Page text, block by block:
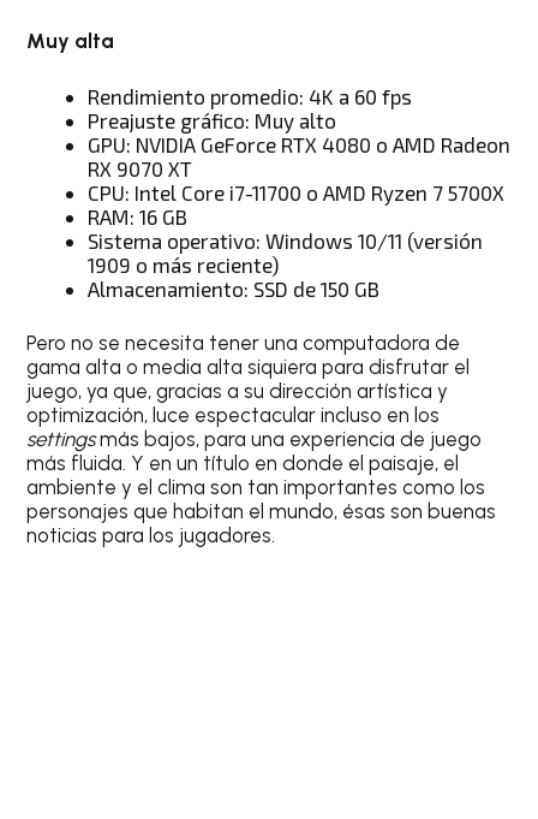
Muy alta
Rendimiento promedio: 4K a 60 fps
Preajuste gráfico: Muy alto
GPU: NVIDIA GeForce RTX 4080 o AMD Radeon
RX 9070 XT
CPU: Intel Core i7-11700 o AMD Ryzen 7 5700X
RAM: 16 GB
Sistema operativo: Windows 10/11 (versión
1909 o más reciente)
Almacenamiento: SSD de 150 GB
Pero no se necesita tener una computadora de
gama alta o media alta siquiera para disfrutar el
juego, ya que, gracias a su dirección artística y
optimización, luce espectacular incluso en los
settingsmás bajos, para una experiencia de juego
más fluida. Y en un título en donde el paisaje, el
ambiente y el clima son tan importantes como los
personajes que habitan el mundo, ésas son buenas
noticias para los jugadores.